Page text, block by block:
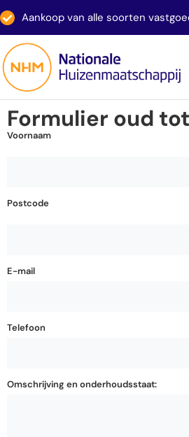
Aankoop van alle soorten
Formulier oud
Voornaam
Postcode
E-mail
Telefoon
Omschrijving en onderhoudsstaat: